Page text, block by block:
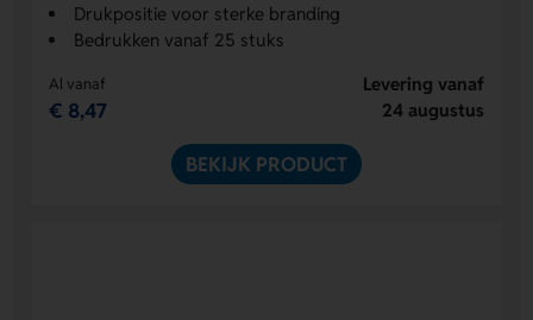
Drukpositie voor sterke branding
Bedrukken vanaf 25 stuks
Al vanaf
€ 8,47
Levering vanaf
24 augustus
BEKIJK PRODUCT